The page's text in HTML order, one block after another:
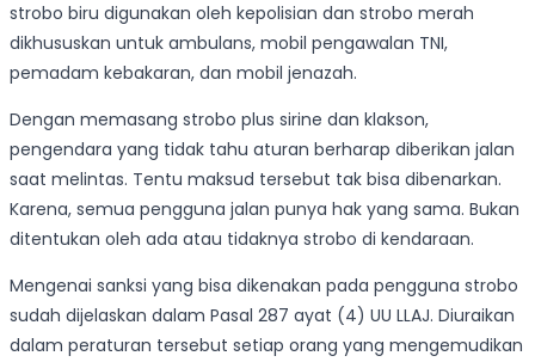
strobo biru digunakan oleh kepolisian dan strobo merah
dikhususkan untuk ambulans, mobil pengawalan TNI,
pemadam kebakaran, dan mobil jenazah.
Dengan memasang strobo plus sirine dan klakson,
pengendara yang tidak tahu aturan berharap diberikan jalan
saat melintas. Tentu maksud tersebut tak bisa dibenarkan.
Karena, semua pengguna jalan punya hak yang sama. Bukan
ditentukan oleh ada atau tidaknya strobo di kendaraan.
Mengenai sanksi yang bisa dikenakan pada pengguna strobo
sudah dijelaskan dalam Pasal 287 ayat (4) UU LLAJ. Diuraikan
dalam peraturan tersebut setiap orang yang mengemudikan